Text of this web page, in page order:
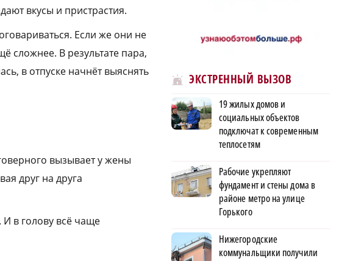
вкусы и пристрастия.
Если же они не
сложнее. В результате пара,
в отпуске начнёт выяснять
вызывает у жены
друг на друга
И в голову всё чаще
ЭКСТРЕННЫЙ ВЫЗОВ
19 жилых домов и
социальных объектов
подключат к современным
теплосетям
Рабочие укрепляют
фундамент и стены дома в
районе метро на улице
Горького
Нижегородские
коммунальщики получили